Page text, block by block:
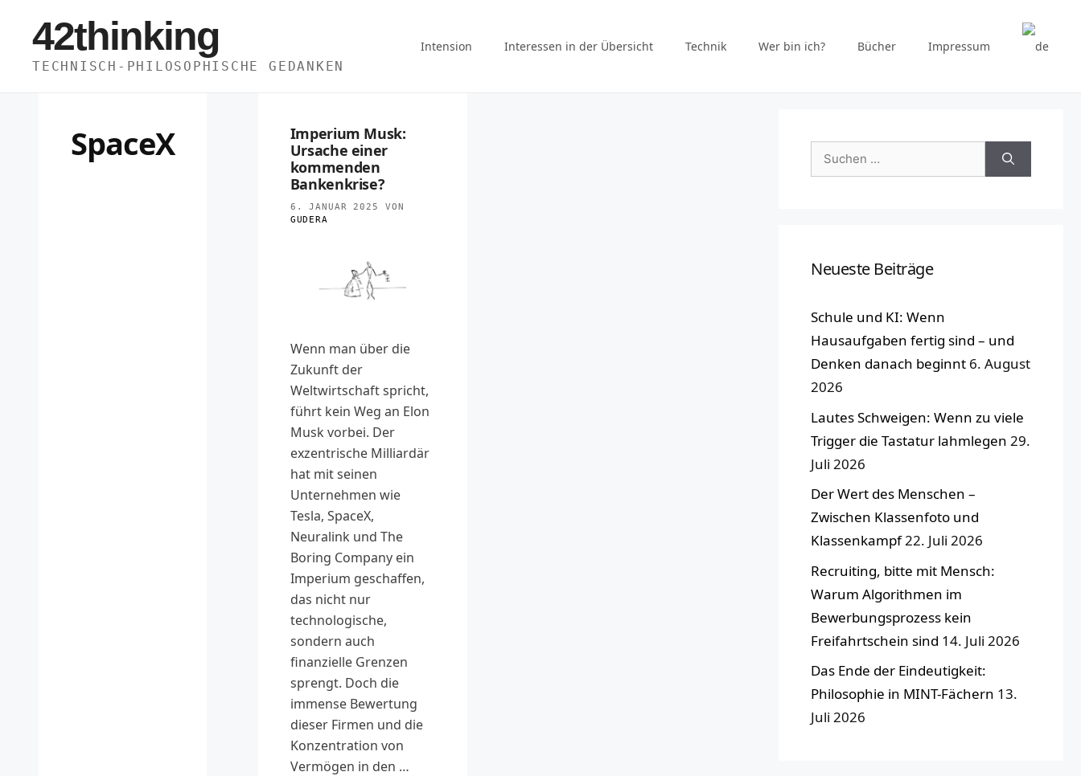
Inhalt
springen
42thinking
TECHNISCH-PHILOSOPHISCHE GEDANKEN
Intension Interessen in der Übersicht Technik Wer bin ich? Bücher Impressum
SpaceX
Imperium Musk:
Ursache einer
kommenden
Bankenkrise?
6. JANUAR 2025
VON
GUDERA
Wenn man über die
Zukunft der
Weltwirtschaft spricht,
führt kein Weg an Elon
Musk vorbei. Der
exzentrische Milliardär
hat mit seinen
Unternehmen wie
Tesla, SpaceX,
Neuralink und The
Boring Company ein
Imperium geschaffen,
das nicht nur
technologische,
sondern auch
finanzielle Grenzen
sprengt. Doch die
immense Bewertung
dieser Firmen und die
Konzentration von
Vermögen in den …
Suchen
nach:
Neueste Beiträge
Schule und KI: Wenn
Hausaufgaben fertig sind – und
Denken danach beginnt 6. August
2026
Lautes Schweigen: Wenn zu viele
Trigger die Tastatur lahmlegen 29.
Juli 2026
Der Wert des Menschen –
Zwischen Klassenfoto und
Klassenkampf22. Juli 2026
Recruiting, bitte mit Mensch:
Warum Algorithmen im
Bewerbungsprozess kein
Freifahrtschein sind 14. Juli 2026
Das Ende der Eindeutigkeit:
Philosophie in MINT-Fächern 13.
Juli 2026